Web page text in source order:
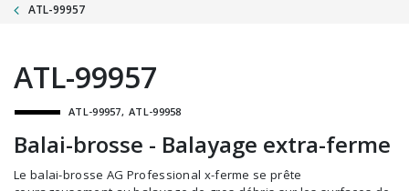
Accessoires de sécurité
Accessoires pour le lavage de mur
Accessoires pour salles de bain
Alimentaire
Autres accessoires
Gants
Plexiglas
Signalisations
Test de diagnostic
Thermomètre
ATL-99957
ATL-99957
ATL-99957 ATL-99958
Balai-brosse - Balayage extra-ferme
Le balai-brosse AG Professional x-ferme se prête